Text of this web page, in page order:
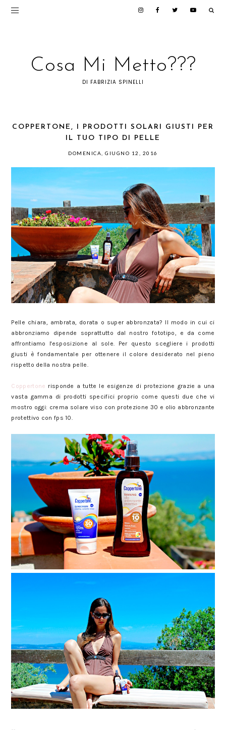
Cosa Mi Metto???
DI FABRIZIA SPINELLI
COPPERTONE, I PRODOTTI SOLARI GIUSTI PER
IL TUO TIPO DI PELLE
DOMENICA, GIUGNO 12, 2016
Pelle chiara, ambrata, dorata o super abbronzata? Il modo in cui ci
abbronziamo dipende soprattutto dal nostro fototipo, e da come
affrontiamo l'esposizione al sole. Per questo scegliere i prodotti
giusti è fondamentale per ottenere il colore desiderato nel pieno
rispetto della nostra pelle.
Coppertone risponde a tutte le esigenze di protezione grazie a una
vasta gamma di prodotti specifici proprio come questi due che vi
mostro oggi: crema solare viso con protezione 30 e olio abbronzante
protettivo con fps 10.